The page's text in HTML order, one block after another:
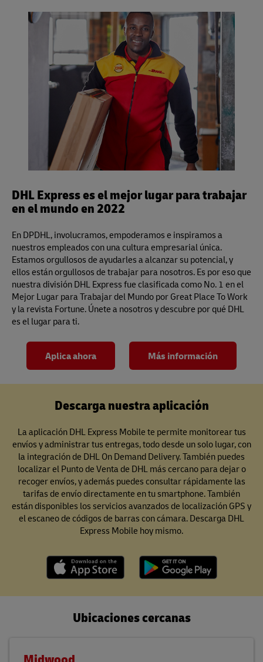
toda la información, o visiteaquí
para centímetros/kilos) y aplica para los servicios Same
Day, Time Definite y Day Definite de DHL Express.
preempacar su envío, pero por favor asegúrese de dejarlo
sin sellar para la inspección.
DHL Express es el mejor lugar para trabajar
en el mundo en 2022
En DPDHL, involucramos, empoderamos e inspiramos a
nuestros empleados con una cultura empresarial única.
Estamos orgullosos de ayudarles a alcanzar su potencial, y
ellos están orgullosos de trabajar para nosotros. Es por eso que
nuestra división DHL Express fue clasificada como No. 1 en el
Mejor Lugar para Trabajar del Mundo por Great Place To Work
y la revista Fortune. Únete a nosotros y descubre por qué DHL
es el lugar para ti.
Aplica ahora Más información
Descarga nuestra aplicación
La aplicación DHL Express Mobile te permite monitorear tus
envíos y administrar tus entregas, todo desde un solo lugar, con
la integración de DHL On Demand Delivery. También puedes
localizar el Punto de Venta de DHL más cercano para dejar o
recoger envíos, y además puedes consultar rápidamente las
tarifas de envío directamente en tu smartphone. También
están disponibles los servicios avanzados de localización GPS y
el escaneo de códigos de barras con cámara. Descarga DHL
Express Mobile hoy mismo.
Ubicaciones cercanas